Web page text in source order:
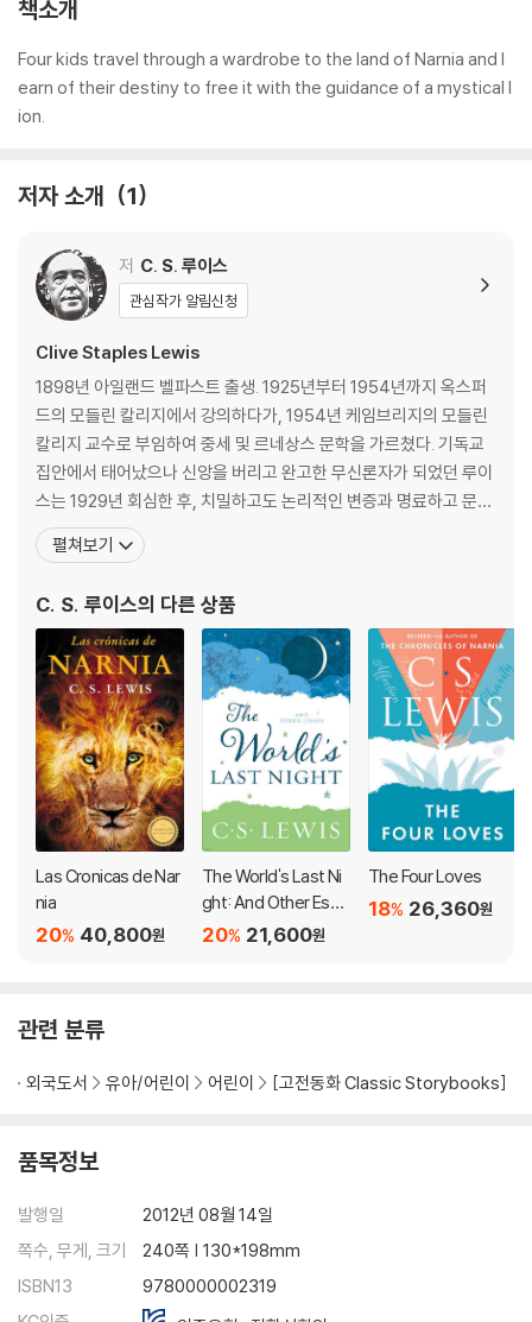
책소개
Four kids travel through a wardrobe to the land of Narnia and l
earn of their destiny to free it with the guidance of a mystical l
ion.
저자 소개 1
저 C. S. 루이스
관심작가 알림신청
Clive Staples Lewis
1898년 아일랜드 벨파스트 출생. 1925년부터 1954년까지 옥스퍼
드의 모들린 칼리지에서 강의하다가, 1954년 케임브리지의 모들린
칼리지 교수로 부임하여 중세 및 르네상스 문학을 가르쳤다. 기독교
집안에서 태어났으나 신앙을 버리고 완고한 무신론자가 되었던 루이
스는 1929년 회심한 후, 치밀하고도 논리적인 변증과 명료하고 문학
적인 문체로 뛰어난 저작들을 남겼다. 1963년 작고했다. 홍성사가 역
간한 루이스의 저작으로는 『스크루테이프의 편지』, 『순전한 기독교』,
본 슬픔』, 『시편 사색』, 『네
펼쳐보기
C. S. 루이스의 다른 상품
Las Cronicas de Nar
nia
40,800원
20%
The World's Last Ni
ght: And Other Essa
ys
21,600원
20%
The Four Loves
26,360원
18%
관련 분류
외국도서 유아/어린이 어린이 [고전동화 Classic Storybooks]
품목정보
발행일
2012년 08월 14일
쪽수, 무게, 크기
240쪽 | 130*198mm
ISBN13
9780000002319